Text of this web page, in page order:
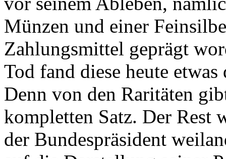
Münzen und einer
Zahlungsmittel geprägt
Tod fand diese heute
Denn von den Raritäten
kompletten Satz. Der Rest
der Bundespräsident